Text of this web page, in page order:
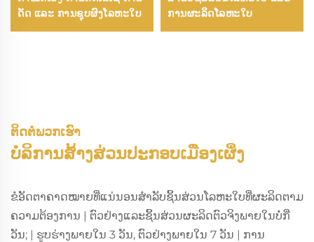
ດັດ ແລະ ການຊຸບຜົງໂລຫະໃບ
ການຜະລິດໂລຫະໃບ
ຕິດຕໍ່ພວກເຮົາ
ບໍລິການສ້າງສ່ວນປະກອບເມືອງເຜິ່ງ
ຂໍອັດຕາຄາດໝາຍທີ່ແນ່ນອນສຳລັບຊິ້ນສ່ວນໂລຫະໃບທີ່ຜະລິດຕາມ
ຄວາມຕ້ອງການ | ຕົວຢ່າງແລະຊິ້ນສ່ວນຜະລິດຕົວຈິງພາຍໃນບໍ່ກີ່
ວັນ; | ຮູບຮ່າງພາຍໃນ 3 ວັນ, ຕົວຢ່າງພາຍໃນ 7 ວັນ | ການ